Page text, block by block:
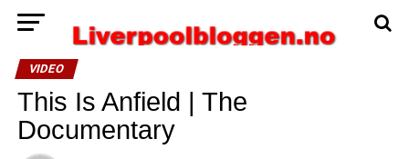
VIDEO
This Is Anfield | The
Documentary